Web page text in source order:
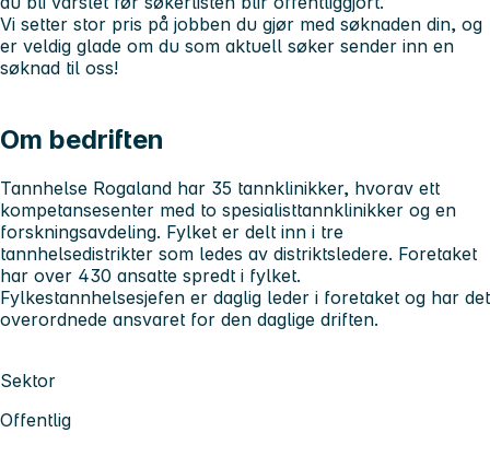
Vi setter stor pris på jobben du gjør med søknaden din, og
er veldig glade om du som aktuell søker sender inn en
søknad til oss!
Om bedriften
Tannhelse Rogaland har 35 tannklinikker, hvorav ett
kompetansesenter med to spesialisttannklinikker og en
forskningsavdeling. Fylket er delt inn i tre
tannhelsedistrikter som ledes av distriktsledere. Foretaket
har over 430 ansatte spredt i fylket.
Fylkestannhelsesjefen er daglig leder i foretaket og har det
overordnede ansvaret for den daglige driften.
Sektor
Offentlig